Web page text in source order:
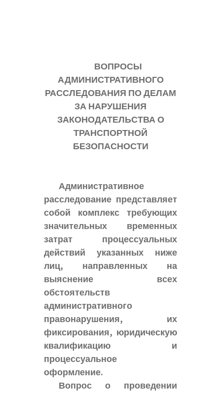
ВОПРОСЫ
АДМИНИСТРАТИВНОГО
РАССЛЕДОВАНИЯ ПО ДЕЛАМ
ЗА НАРУШЕНИЯ
ЗАКОНОДАТЕЛЬСТВА О
ТРАНСПОРТНОЙ
БЕЗОПАСНОСТИ
Административное
расследование представляет
собой комплекс требующих
значительных временных
затрат процессуальных
действий указанных ниже
лиц, направленных на
выяснение всех
обстоятельств
административного
правонарушения, их
фиксирования, юридическую
квалификацию и
процессуальное
оформление.
Вопрос о проведении